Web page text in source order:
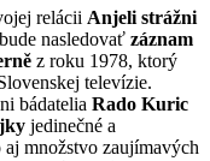
relácii Anjeli strážni
bude nasledovať záznam
z roku 1978, ktorý
televízie.
bádatelia Rado Kuric
jedinečné a
množstvo zaujímavých